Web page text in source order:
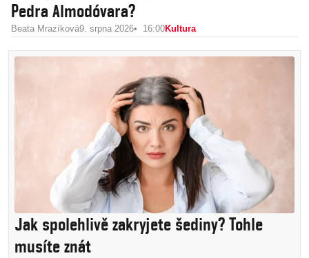
Pedra Almodóvara?
Beata Mrazíková9. srpna 2026 16:00Kultura
Jak spolehlivě zakryjete šediny? Tohle
musíte znát